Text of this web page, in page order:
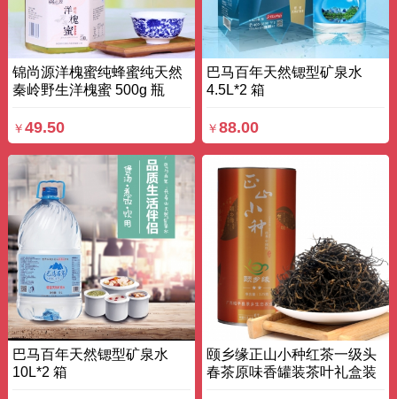
锦尚源洋槐蜜纯蜂蜜纯天然
秦岭野生洋槐蜜 500g 瓶
￥ 49.50
巴马百年天然锶型矿泉水
4.5L*2 箱
￥88.00
巴马百年天然锶型矿泉水
10L*2 箱
颐乡缘正山小种红茶一级头
春茶原味香罐装茶叶礼盒装